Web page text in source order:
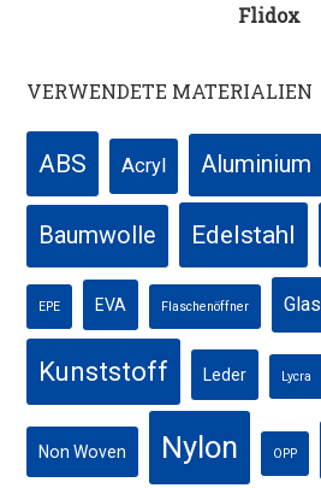
Flidox
VERWENDETE MATERIALIEN
ABS Acryl Aluminium
Baumwolle Edelstahl
EPE EVA Flaschenöffner Glas
Kunststoff Leder Lycra
Non Woven Nylon OPP